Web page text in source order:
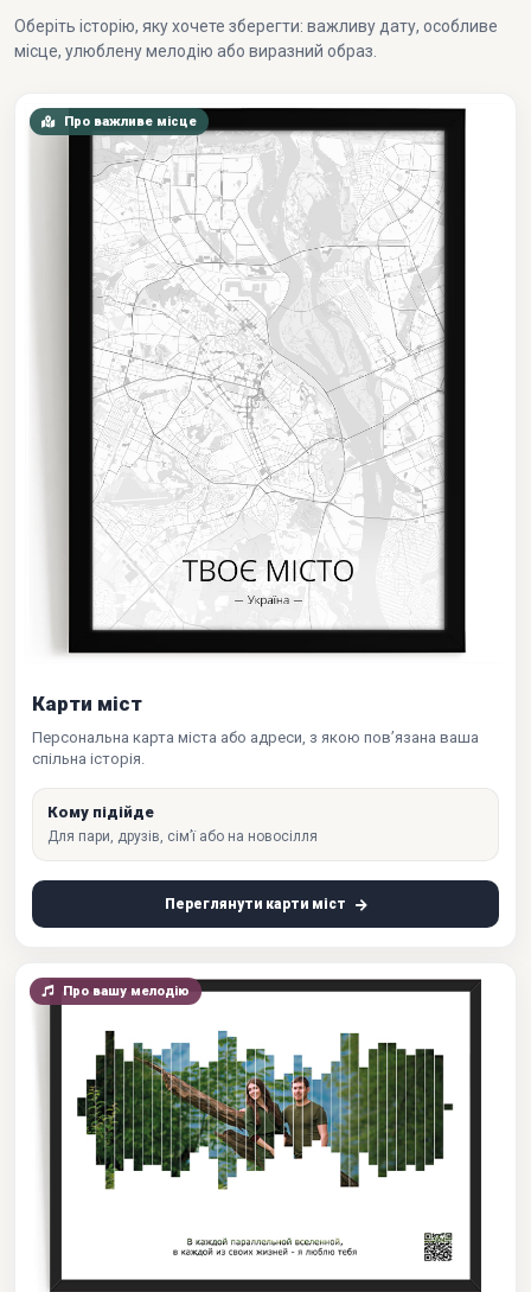
Оберіть історію, яку хочете зберегти: важливу дату, особливе
місце, улюблену мелодію або виразний образ.
Про важливе місце
Карти міст
Персональна карта міста або адреси, з якою пов’язана ваша
спільна історія.
Кому підійде
Для пари, друзів, сім’ї або на новосілля
Переглянути карти міст
Про вашу мелодію